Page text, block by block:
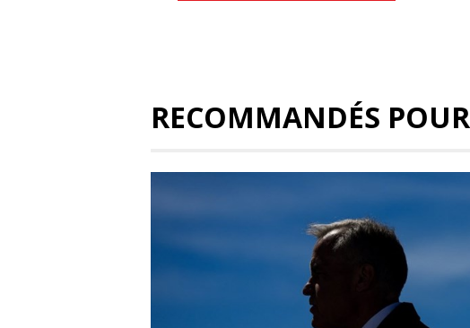
RECOMMANDÉS